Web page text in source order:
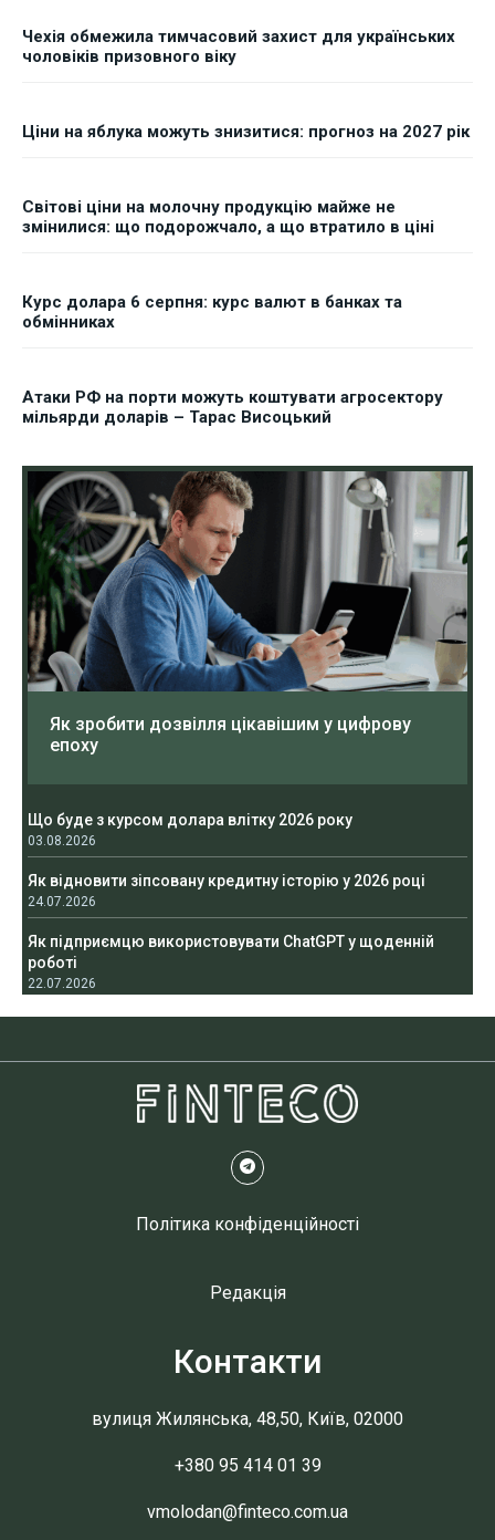
Чехія обмежила тимчасовий захист для українських
чоловіків призовного віку
Ціни на яблука можуть знизитися: прогноз на 2027 рік
Світові ціни на молочну продукцію майже не
змінилися: що подорожчало, а що втратило в ціні
Курс долара 6 серпня: курс валют в банках та
обмінниках
Атаки РФ на порти можуть коштувати агросектору
мільярди доларів – Тарас Висоцький
Як зробити дозвілля цікавішим у цифрову
епоху
Що буде з курсом долара влітку 2026 року
03.08.2026
Як відновити зіпсовану кредитну історію у 2026 році
24.07.2026
Як підприємцю використовувати ChatGPT у щоденній
роботі
22.07.2026
Політика конфіденційності
Редакція
Контакти
вулиця Жилянська, 48,50, Київ, 02000
+380 95 414 01 39
vmolodan@finteco.com.ua